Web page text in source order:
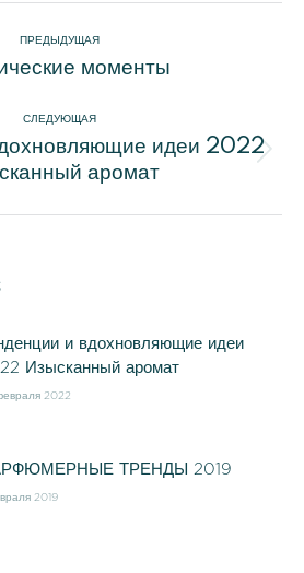
ПРЕДЫДУЩАЯ
Предыдущая
моменты
СЛЕДУЮЩАЯ
Следующая
запись:
идеи 2022
аромат
и вдохновляющие идеи
Изысканный аромат
2022
ТРЕНДЫ 2019
2019